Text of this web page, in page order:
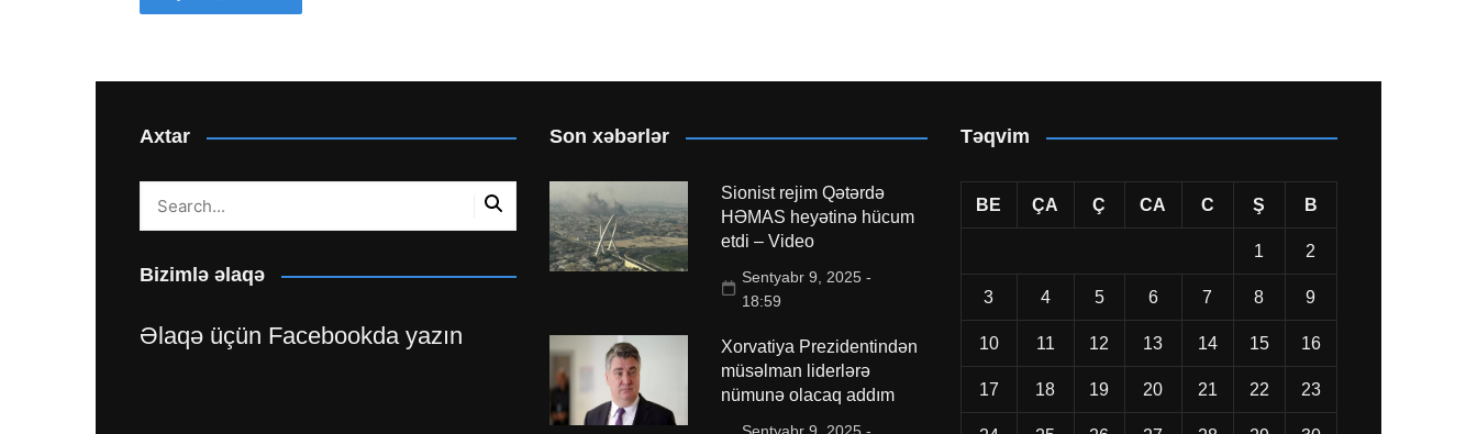
Axtar
Bizimlə əlaqə
Əlaqə üçün Facebookda yazın
Son xəbərlər
Sionist rejim Qətərdə
HƏMAS heyətinə hücum
etdi – Video
Sentyabr 9, 2025 -
18:59
Xorvatiya Prezidentindən
müsəlman liderlərə
nümunə olacaq addım
Təqvim
BE ÇA Ç CA C Ş B
1 2
3 4 5 6 7 8 9
10 11 12 13 14 15 16
17 18 19 20 21 22 23